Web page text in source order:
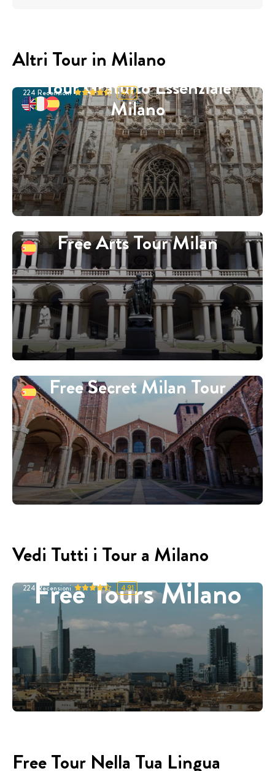
Altri Tour in Milano
Tour Gratuito Essenziale
Milano
224Recensioni 4.91
Free Arts Tour Milan
Free Secret Milan Tour
Vedi Tutti i Tour a Milano
Free Tours Milano
224 Recensioni 4.91
Free Tour Nella Tua Lingua